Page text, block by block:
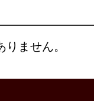
ません。